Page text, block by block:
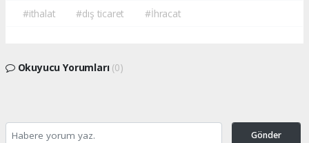
#ithalat #dış ticaret #İhracat
Okuyucu Yorumları (0)
Gönder